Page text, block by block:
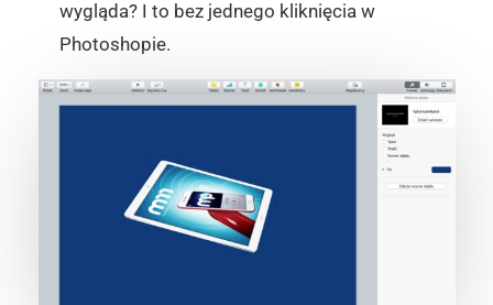
wygląda? I to bez jednego kliknięcia w
Photoshopie.